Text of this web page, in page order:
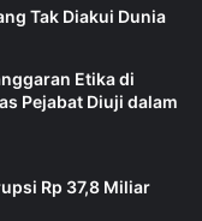
Tak Diakui Dunia
Etika di
Pejabat Diuji dalam
Rp 37,8 Miliar